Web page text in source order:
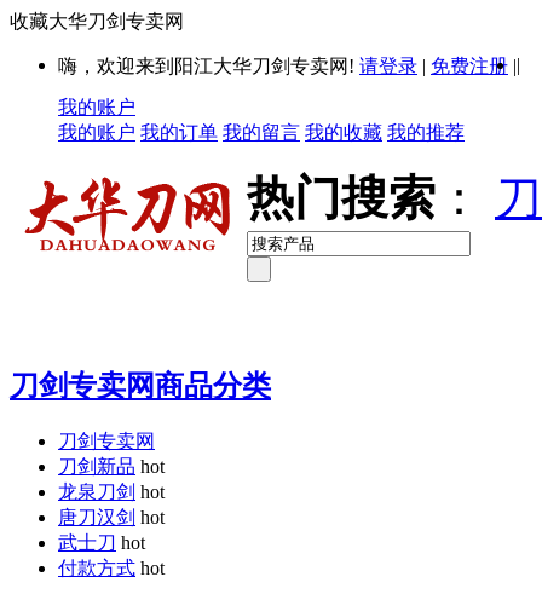
收藏大华刀剑专卖网
嗨，欢迎来到阳江大华刀剑专卖网! 请登录 | 免费注册 ||
我的账户
我的账户 我的订单 我的留言 我的收藏 我的推荐
热门搜索 ：
刀剑专卖网商品分类
刀剑专卖网
刀剑新品 hot
龙泉刀剑 hot
唐刀汉剑 hot
武士刀 hot
付款方式 hot